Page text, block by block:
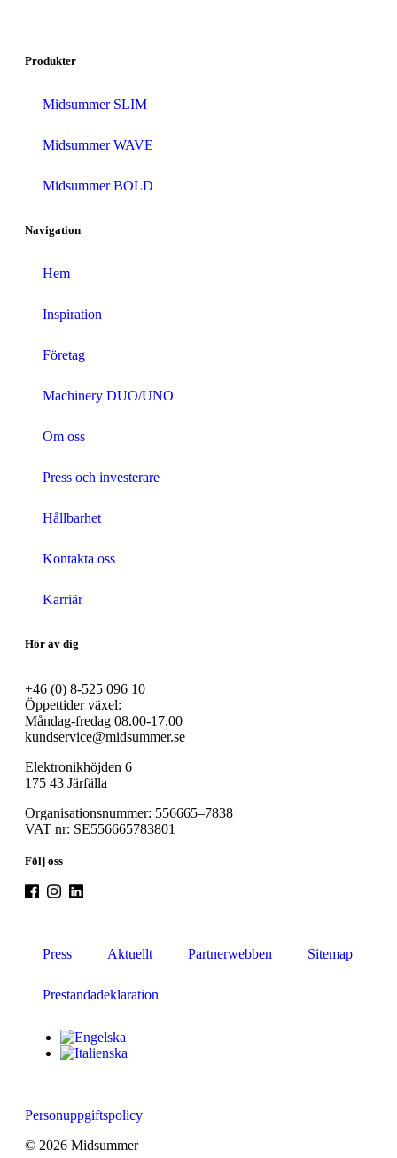
Produkter
Midsummer SLIM
Midsummer WAVE
Midsummer BOLD
Navigation
Hem
Inspiration
Företag
Machinery DUO/UNO
Om oss
Press och investerare
Hållbarhet
Kontakta oss
Karriär
Hör av dig
+46 (0) 8-525 096 10
Öppettider växel:
Måndag-fredag 08.00-17.00
kundservice@midsummer.se
Elektronikhöjden 6
175 43 Järfälla
Organisationsnummer: 556665–7838
VAT nr: SE556665783801
Följ oss
Press Aktuellt Partnerwebben Sitemap
Prestandadeklaration
Personuppgiftspolicy
© 2026 Midsummer